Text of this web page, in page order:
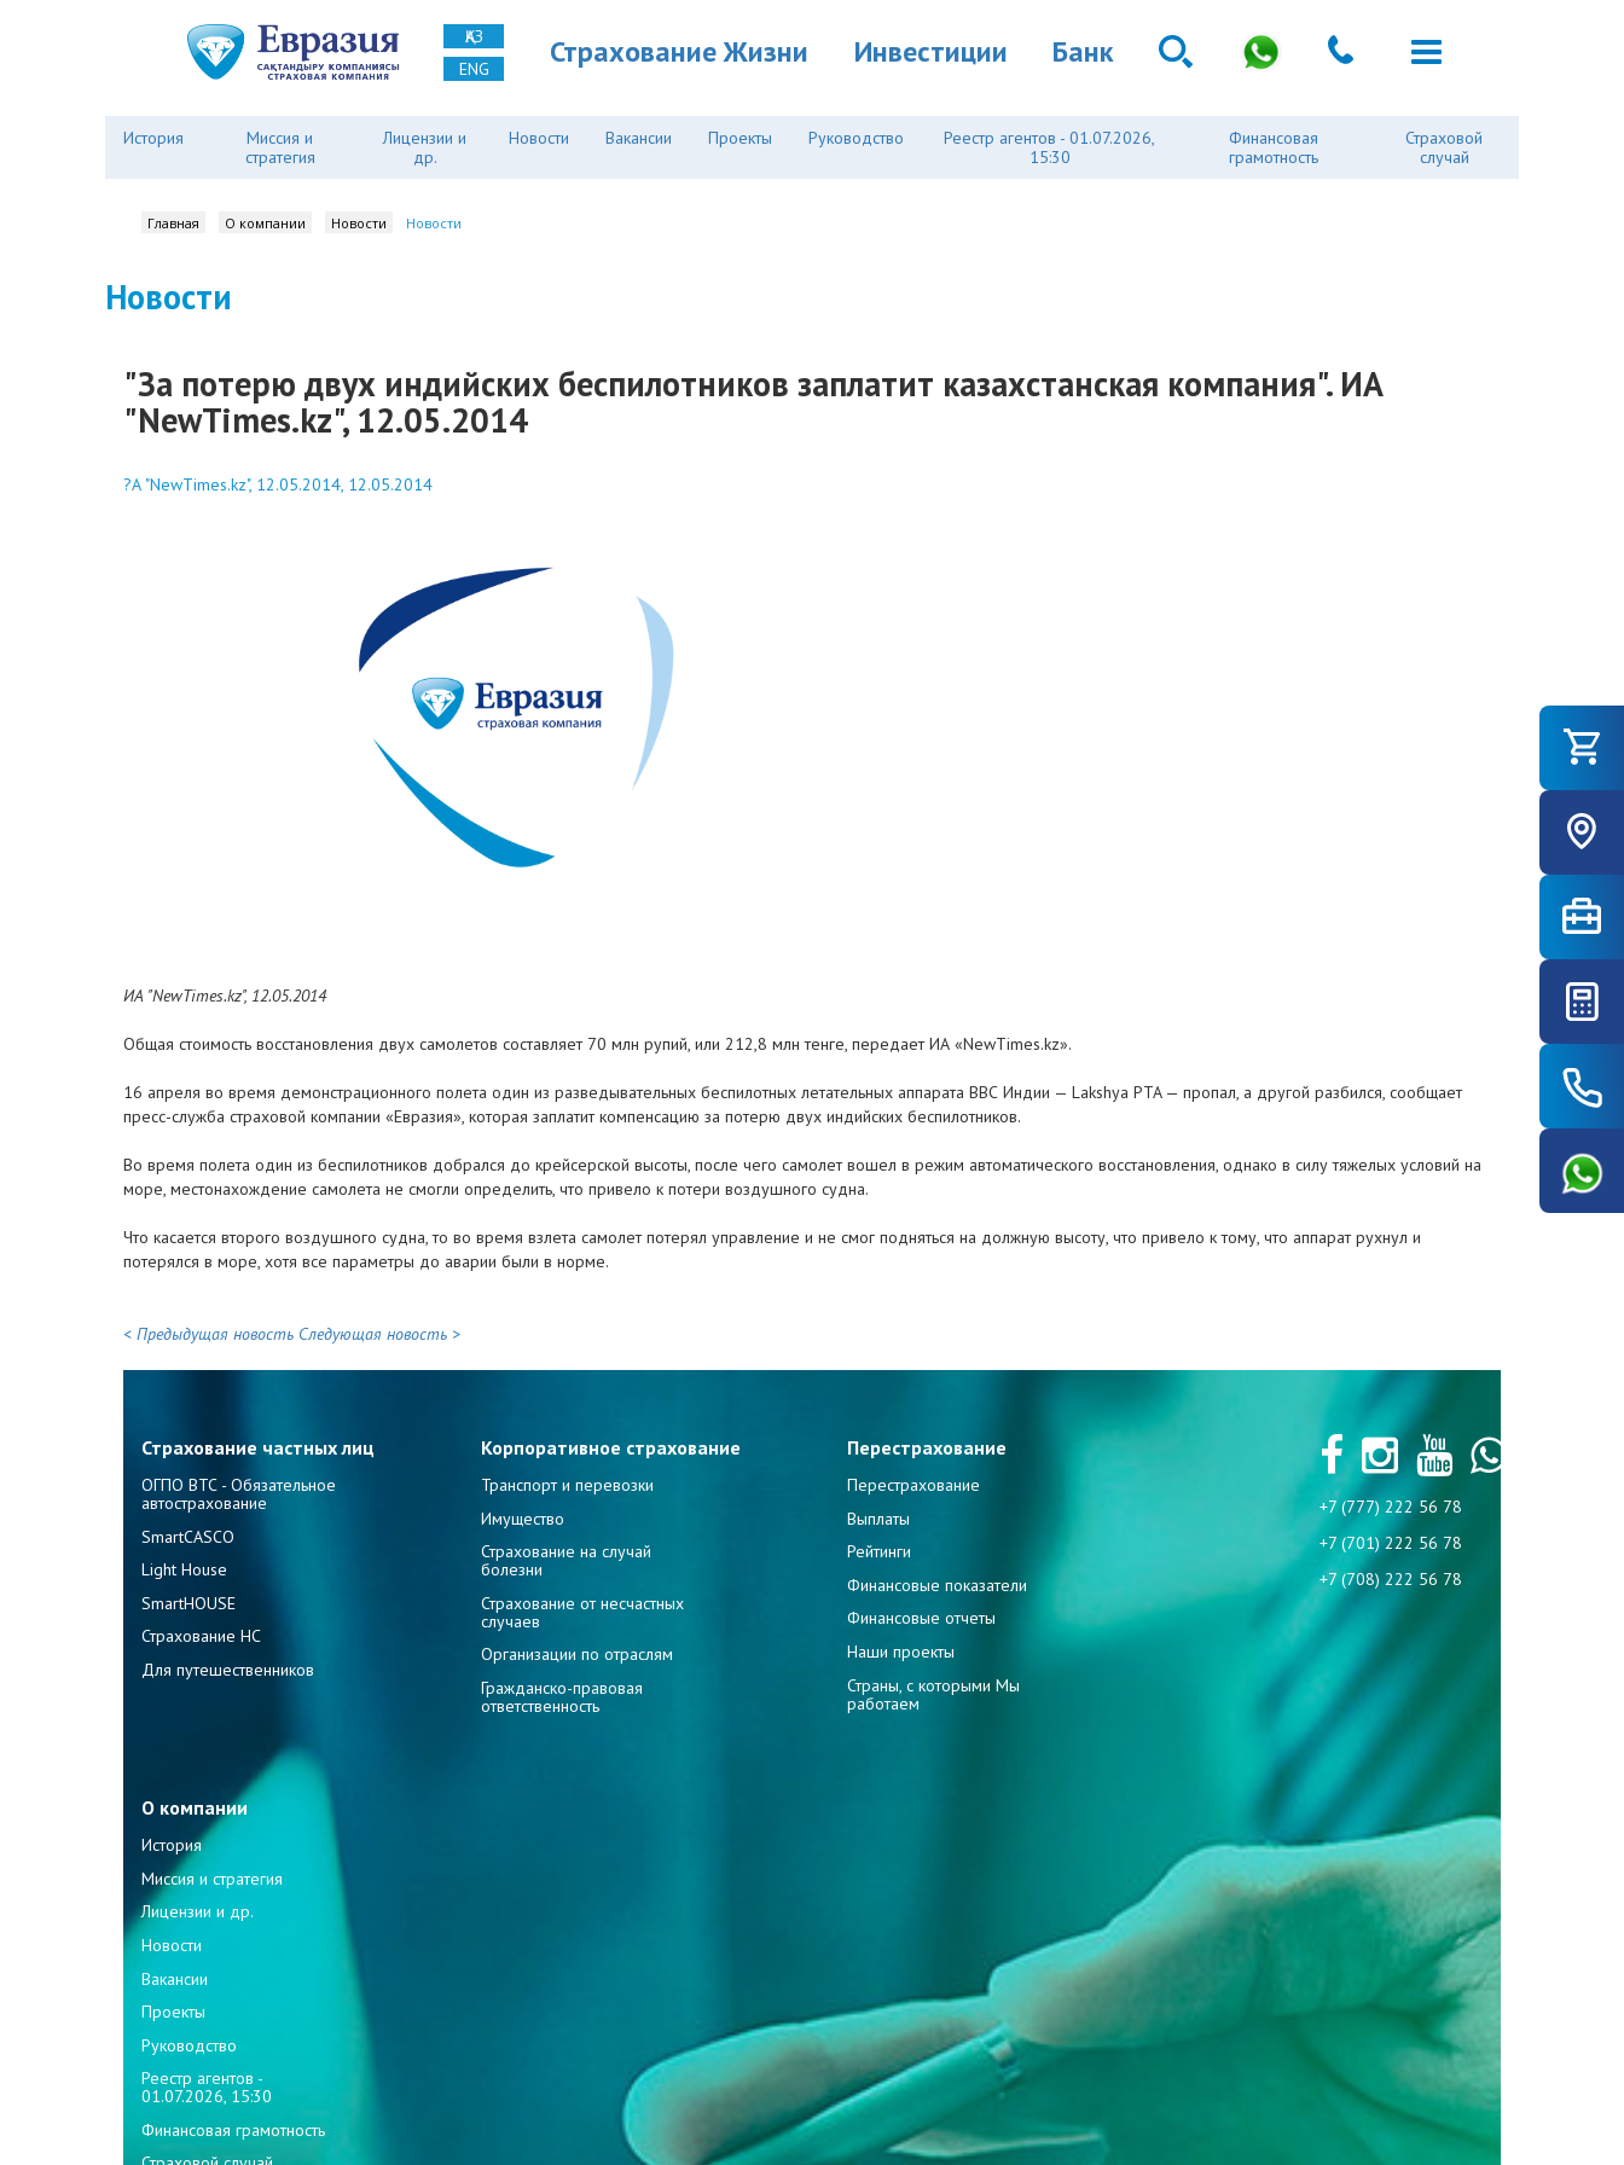
ҚАЗ
ENG
Страхование Жизни Инвестиции Банк
История
Миссия и
стратегия
Лицензии и
др.
Новости Вакансии Проекты Руководство
Реестр агентов - 01.07.2026,
15:30
Финансовая
грамотность
Страховой
случай
Главная О компании Новости Новости
Новости
"За потерю двух индийских беспилотников заплатит казахстанская компания". ИА
"NewTimes.kz", 12.05.2014
?А "NewTimes.kz", 12.05.2014, 12.05.2014
ИА "NewTimes.kz", 12.05.2014
Общая стоимость восстановления двух самолетов составляет 70 млн рупий, или 212,8 млн тенге, передает ИА «NewTimes.kz».
16 апреля во время демонстрационного полета один из разведывательных беспилотных летательных аппарата ВВС Индии — Lakshya PTA — пропал, а другой разбился, сообщает
пресс-служба страховой компании «Евразия», которая заплатит компенсацию за потерю двух индийских беспилотников.
Во время полета один из беспилотников добрался до крейсерской высоты, после чего самолет вошел в режим автоматического восстановления, однако в силу тяжелых условий на
море, местонахождение самолета не смогли определить, что привело к потери воздушного судна.
Что касается второго воздушного судна, то во время взлета самолет потерял управление и не смог подняться на должную высоту, что привело к тому, что аппарат рухнул и
потерялся в море, хотя все параметры до аварии были в норме.
< Предыдущая новость Следующая новость >
Страхование частных лиц
ОГПО ВТС - Обязательное
автострахование
SmartCASCO
Light House
SmartHOUSE
Страхование НС
Для путешественников
Корпоративное страхование
Транспорт и перевозки
Имущество
Страхование на случай
болезни
Страхование от несчастных
случаев
Организации по отраслям
Гражданско-правовая
ответственность
Перестрахование
Перестрахование
Выплаты
Рейтинги
Финансовые показатели
Финансовые отчеты
Наши проекты
Страны, с которыми Мы
работаем
О компании
История
Миссия и стратегия
Лицензии и др.
Новости
Вакансии
Проекты
Руководство
Реестр агентов -
01.07.2026, 15:30
Финансовая грамотность
+7 (777) 222 56 78
+7 (701) 222 56 78
+7 (708) 222 56 78